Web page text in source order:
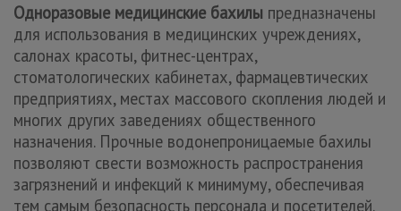
Одноразовые медицинские бахилы предназначены
для использования в медицинских учреждениях,
салонах красоты, фитнес-центрах,
стоматологических кабинетах, фармацевтических
предприятиях, местах массового скопления людей и
многих других заведениях общественного
назначения. Прочные водонепроницаемые бахилы
позволяют свести возможность распространения
загрязнений и инфекций к минимуму, обеспечивая
тем самым безопасность персонала и посетителей.